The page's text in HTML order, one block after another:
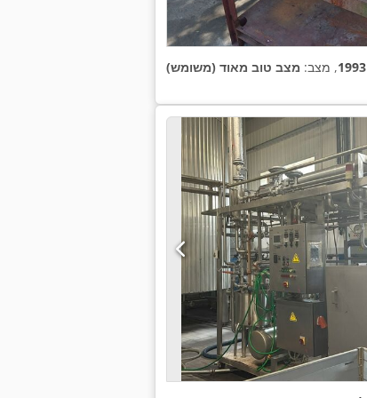
1993, מצב: מצב טוב מאוד (משומש)